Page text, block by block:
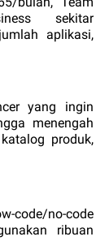
sekitar
aplikasi,
yang ingin
menengah
produk,
no‑code
ribuan